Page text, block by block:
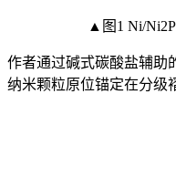
▲图1 Ni/
作者通过碱式碳酸盐辅助
纳米颗粒原位锚定在分级